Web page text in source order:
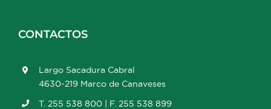
CONTACTOS
Largo Sacadura Cabral
4630-219 Marco de Canaveses
T. 255 538 800 | F. 255 538 899